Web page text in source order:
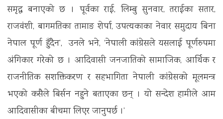
समृद्ध बनाएको छ । पूर्वका राई, लिम्बु सुनवार, तराईका सतार,
राजवंशी, बागमतिका तामाङ शेर्पा, उपत्यकाका नेवार समुदाय बिना
नेपाल पूर्ण हुँदैन’, उनले भने, ‘नेपाली कांग्रेसले यसलाई पूर्णरुपमा
अंगिकार गरेको छ । आदिवासी जनजातिको सामाजिक, आर्थिक र
राजनीतिक सशक्तिकरण र सहभागिता नेपाली कांग्रेसको मूलमन्त्र
भएको कसैले बिर्सन नहुने बताएका छन् । यो सन्देश हामीले आम
आदिवासीका बीचमा लिएर जानुपर्छ ।’